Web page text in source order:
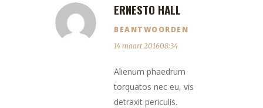
ERNESTO HALL
BEANTWOORDEN
14 maart 201608:34
Alienum phaedrum
torquatos nec eu, vis
detraxit periculis.